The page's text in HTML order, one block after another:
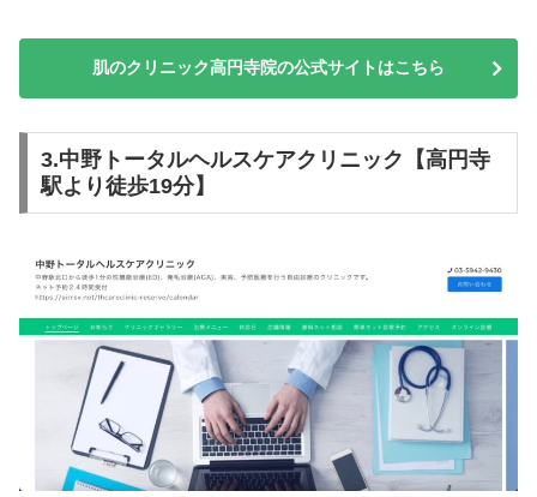
肌のクリニック高円寺院の公式サイトはこちら
3.中野トータルヘルスケアクリニック【高円寺
駅より徒歩19分】